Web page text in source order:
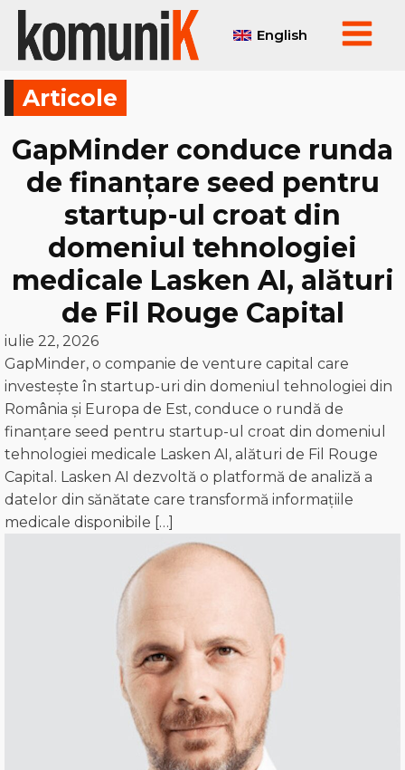
English
Articole
GapMinder conduce runda
de finanțare seed pentru
startup-ul croat din
domeniul tehnologiei
medicale Lasken AI, alături
de Fil Rouge Capital
iulie 22, 2026
GapMinder, o companie de venture capital care
investește în startup-uri din domeniul tehnologiei din
România și Europa de Est, conduce o rundă de
finanțare seed pentru startup-ul croat din domeniul
tehnologiei medicale Lasken AI, alături de Fil Rouge
Capital. Lasken AI dezvoltă o platformă de analiză a
datelor din sănătate care transformă informațiile
medicale disponibile […]